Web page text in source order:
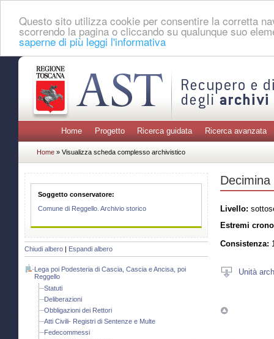
Questo sito utilizza cookie per consentire la corretta
scorrendo la pagina o cliccando su qualunque suo
saperne di più leggi l'informativa
Home Progetto Ricerca guidata Ricerca avanzata
Home » Visualizza scheda complesso archivistico
Soggetto conservatore:
Comune di Reggello. Archivio storico
Chiudi albero Espandi albero
Lega poi Podesteria di Cascia, Cascia e Ancisa, poi
Reggello
Statuti
Deliberazioni
Obbligazioni dei Rettori
Atti Civili- Registri di Sentenze e Multe
Fedecommessi
Decimina
Livello:
Estremi
Consistenza:
Unità